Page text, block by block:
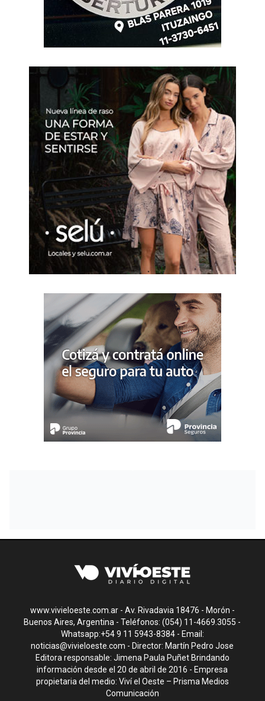
www.vivieloeste.com.ar - Av. Rivadavia 18476 - Morón -
Buenos Aires, Argentina - Teléfonos: (054) 11-4669.3055 -
Whatsapp:+54 9 11 5943-8384 - Email:
noticias@vivieloeste.com - Director: Martín Pedro Jose
Editora responsable: Jimena Paula Puñet Brindando
información desde el 20 de abril de 2016 - Empresa
propietaria del medio: Viví el Oeste – Prisma Medios
Comunicación